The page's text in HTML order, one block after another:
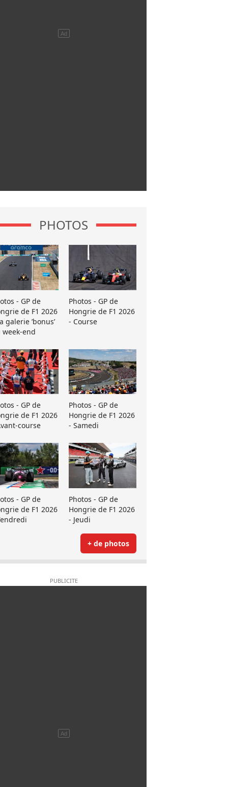
PHOTOS
- GP de
de F1 2026
galerie ’bonus’
week-end
Photos - GP de
Hongrie de F1 2026
- Course
- GP de
de F1 2026
course
Photos - GP de
Hongrie de F1 2026
- Samedi
- GP de
de F1 2026
Photos - GP de
Hongrie de F1 2026
- Jeudi
+ de photos